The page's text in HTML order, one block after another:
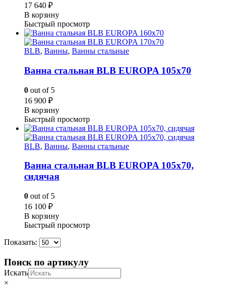
17 640 ₽
В корзину
Быстрый просмотр
BLB, Ванны, Ванны стальные
Ванна стальная BLB EUROPA 105х70
0 out of 5
16 900 ₽
В корзину
Быстрый просмотр
BLB, Ванны, Ванны стальные
Ванна стальная BLB EUROPA 105х70,
сидячая
0 out of 5
16 100 ₽
В корзину
Быстрый просмотр
Показать:
Поиск по артикулу
Искать
×